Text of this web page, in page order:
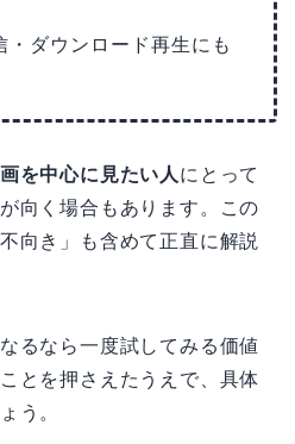
・ダウンロード再生にも
を中心に見たい人 にとって
向く場合もあります。この
向き」も含めて正直に解説
るなら一度試してみる価値
とを押さえたうえで、具体
う。